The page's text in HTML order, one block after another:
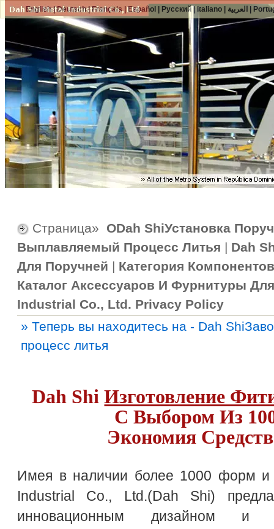
Страница» ОDah ShiУстановка
Выплавляемый Процесс Литья | Dah
Для Поручней | Категория
Каталог Аксессуаров И Фурнитуры
Industrial Co., Ltd. Privacy Policy
» Теперь вы находитесь на - Dah
процесс литья
Dah ShiИзготовление
С Выбором Из
Экономия
Имея в наличии более 1000 форм и
Industrial Co., Ltd.(Dah Shi)
инновационным дизайном и
English|Deutsch|Français|Español Русский| Italiano| العربية